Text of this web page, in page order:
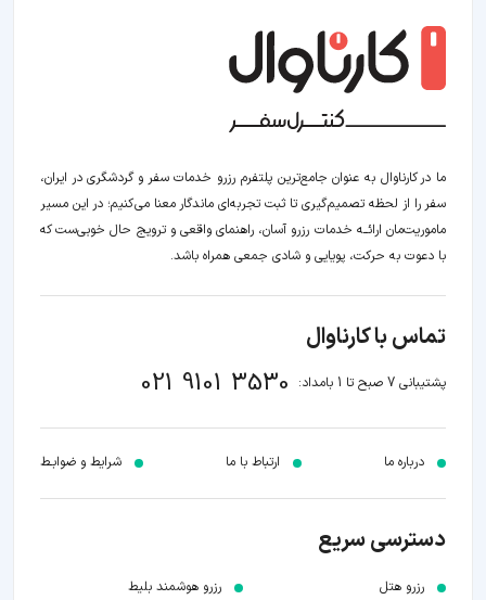
ما در کارناوال به عنوان جامع‌ترین پلتفرم رزرو خدمات سفر و گردشگری در ایران،
سفر را از لحظه‌ تصمیم‌گیری تا ثبت تجربه‌ای ماندگار معنا می‌کنیم؛ در این مسیر‍
ماموریت‌مان اراﺋــﻪ خدمات رزرو آسان، راهنمای واقعی و ترویج حال خوبی‌ست که
با دعوت به حرکت، پویایی و شادی جمعی همراه باشد.
تماس با کارناوال
پشتیبانی 7 صبح تا 1 بامداد: 021 9101 3530
درباره ما ارتباط با ما شرایط و ضوابـط
دسترسی سریع
رزرو هتل
رزرو هوشمند بلیط